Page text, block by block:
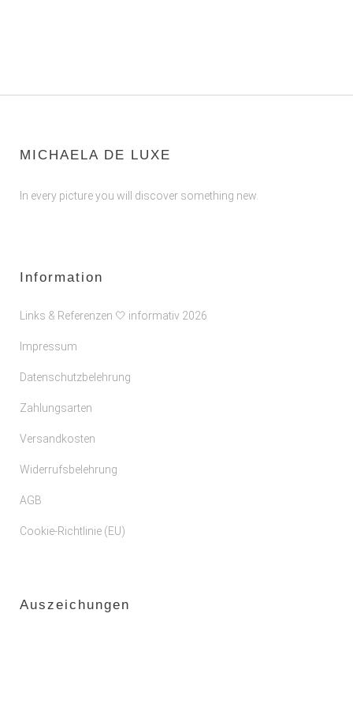
MICHAELA DE LUXE
In every picture you will discover something new.
Information
Links & Referenzen 🤍 informativ 2026
Impressum
Datenschutzbelehrung
Zahlungsarten
Versandkosten
Widerrufsbelehrung
AGB
Cookie-Richtlinie (EU)
Auszeichungen